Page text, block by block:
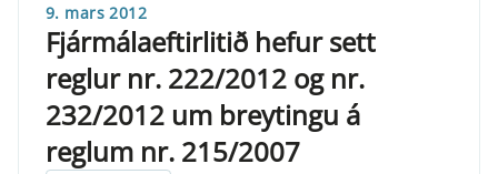
9. mars 2012
Fjármálaeftirlitið hefur sett
reglur nr. 222/2012 og nr.
232/2012 um breytingu á
reglum nr. 215/2007